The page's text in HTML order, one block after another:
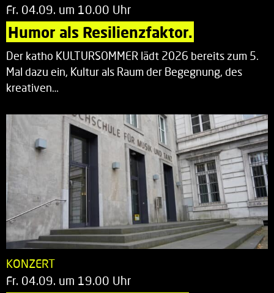
Fr. 04.09. um 10.00 Uhr
Humor als Resilienzfaktor.
Der katho KULTURSOMMER lädt 2026 bereits zum 5.
Mal dazu ein, Kultur als Raum der Begegnung, des
kreativen…
KONZERT
Fr. 04.09. um 19.00 Uhr